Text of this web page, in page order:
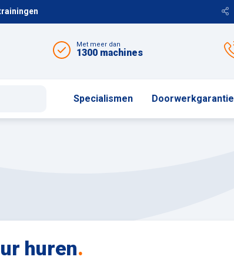
Met meer dan
1300 machines
Specialismen Doorwerkgarantie
huren.